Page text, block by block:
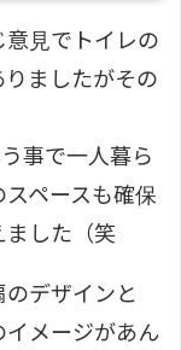
見でトイレの
ましたがその
事で一人暮ら
ペースも確保
ました（笑
デザインと
メージがあん